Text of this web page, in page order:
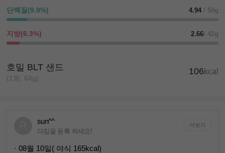
단백질(9.9%) 4.94 / 50g
지방(6.3%) 2.66/ 42g
호밀 BLT 샌드
(1회, 64g)
106 kcal
sun^^
다짐을 등록 하세요!
더보기
· 08월 10일( 야식 165kcal)